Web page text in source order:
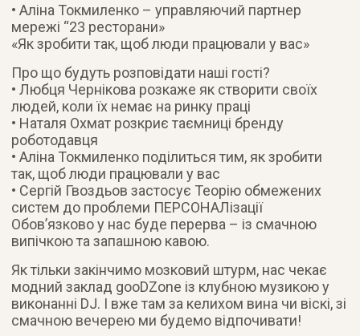
• Аліна Токмиленко – управляючий партнер
мережі “23 ресторани»
«Як зробити так, щоб люди працювали у вас»
Про що будуть розповідати наші гості?
• Любця Чернікова розкаже як створити своїх
людей, коли їх немає на ринку праці
• Наталя Охмат розкриє таємниці бренду
роботодавця
• Аліна Токмиленко поділиться тим, як зробити
так, щоб люди працювали у вас
• Сергій Гвоздьов застосує Теорію обмежених
систем до проблеми ПЕРСОНАЛізації
Обов’язково у нас буде перерва – із смачною
випічкою та запашною кавою.
Як тільки закінчимо мозковий штурм, нас чекає
модний заклад gooDZone із клубною музикою у
виконанні DJ. І вже там за келихом вина чи віскі, зі
смачною вечерею ми будемо відпочивати!